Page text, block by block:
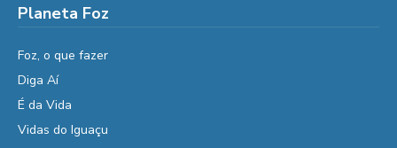
Planeta Foz
Foz, o que fazer
Diga Aí
É da Vida
Vidas do Iguaçu